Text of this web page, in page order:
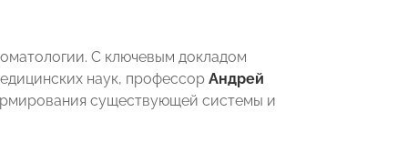
С ключевым докладом
наук, профессор Андрей
существующей системы и